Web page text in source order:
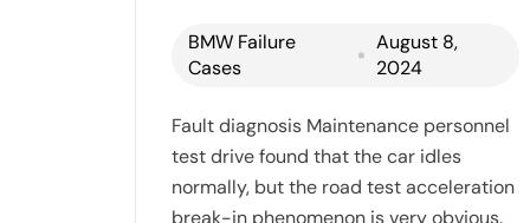
BMW Failure
Cases
August 8,
2024
Fault diagnosis Maintenance personnel
test drive found that the car idles
normally, but the road test acceleration
break-in phenomenon is very obvious.